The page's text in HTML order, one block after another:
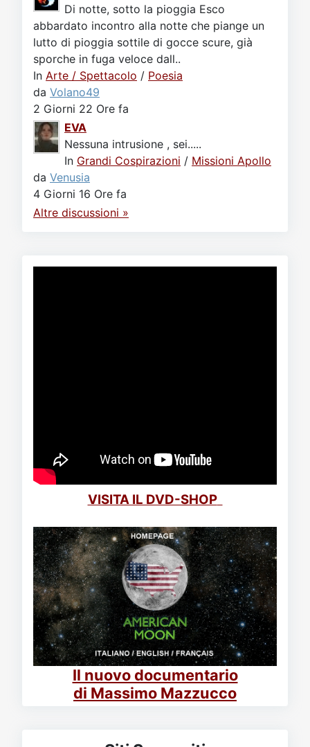
Di notte, sotto la pioggia Esco
abbardato incontro alla notte che piange un
lutto di pioggia sottile di gocce scure, già
sporche in fuga veloce dall..
In Arte / Spettacolo / Poesia
da Volano49
2 Giorni 22 Ore fa
EVA
Nessuna intrusione , sei.....
In Grandi Cospirazioni / Missioni Apollo
da Venusia
4 Giorni 16 Ore fa
Altre discussioni »
VISITA IL DVD-SHOP
Il nuovo documentario
di Massimo Mazzucco